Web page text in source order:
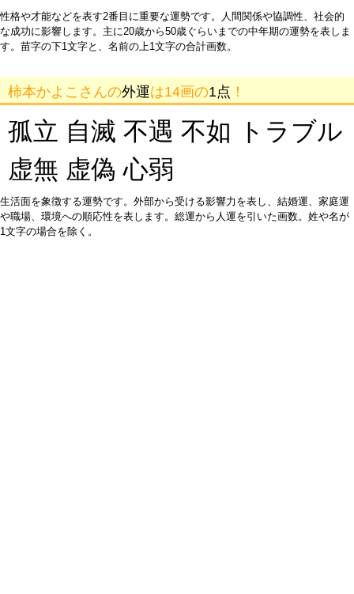
性格や才能などを表す2番目に重要な運勢です。人間関係や協調性、社会的
な成功に影響します。主に20歳から50歳ぐらいまでの中年期の運勢を表しま
す。苗字の下1文字と、名前の上1文字の合計画数。
柿本かよこさんの外運は14画の1点 ！
孤立 自滅 不遇 不如 トラブル
虚無 虚偽 心弱
生活面を象徴する運勢です。外部から受ける影響力を表し、結婚運、家庭運
や職場、環境への順応性を表します。総運から人運を引いた画数。姓や名が
1文字の場合を除く。